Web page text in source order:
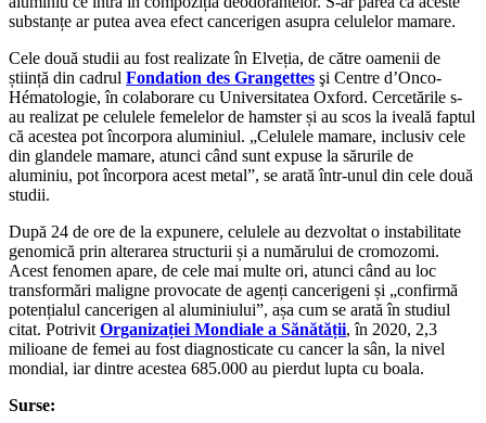
substanțe ar putea avea efect cancerigen asupra celulelor mamare.
Cele două studii au fost realizate în Elveția, de către oamenii de
știință din cadrul Fondation des Grangettes şi Centre d’Onco-
Hématologie, în colaborare cu Universitatea Oxford. Cercetările s-
au realizat pe celulele femelelor de hamster și au scos la iveală faptul
că acestea pot încorpora aluminiul. „Celulele mamare, inclusiv cele
din glandele mamare, atunci când sunt expuse la sărurile de
aluminiu, pot încorpora acest metal”, se arată într-unul din cele două
studii.
După 24 de ore de la expunere, celulele au dezvoltat o instabilitate
genomică prin alterarea structurii și a numărului de cromozomi.
Acest fenomen apare, de cele mai multe ori, atunci când au loc
transformări maligne provocate de agenți cancerigeni și „confirmă
potențialul cancerigen al aluminiului”, așa cum se arată în studiul
citat. Potrivit Organizației Mondiale a Sănătății, în 2020, 2,3
milioane de femei au fost diagnosticate cu cancer la sân, la nivel
mondial, iar dintre acestea 685.000 au pierdut lupta cu boala.
Surse: